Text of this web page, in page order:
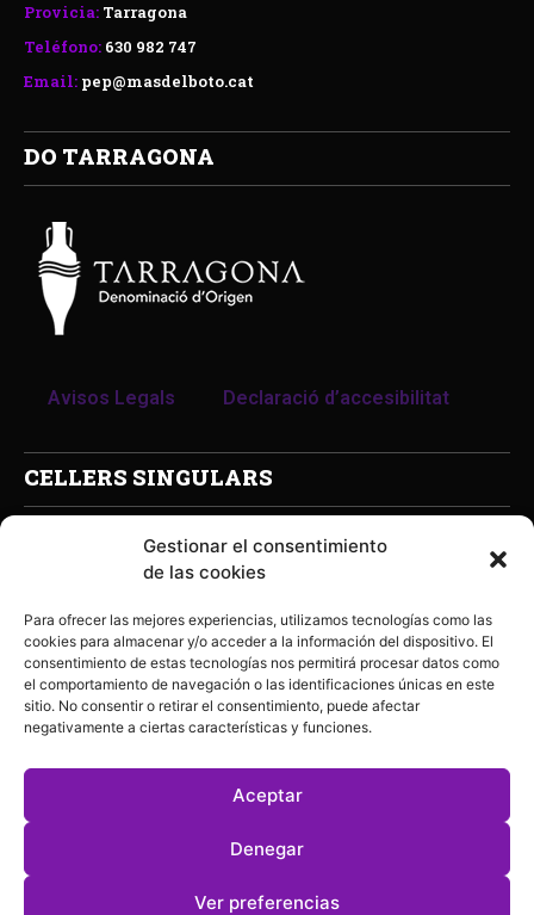
Gestionar el consentimiento
de las cookies
Para ofrecer las mejores experiencias, utilizamos tecnologías como las
cookies para almacenar y/o acceder a la información del dispositivo. El
consentimiento de estas tecnologías nos permitirá procesar datos como
el comportamiento de navegación o las identificaciones únicas en este
sitio. No consentir o retirar el consentimiento, puede afectar
negativamente a ciertas características y funciones.
Aceptar
Denegar
Ver preferencias
Provicia: Tarragona
Teléfono: 630 982 747
Email: pep@masdelboto.cat
DO TARRAGONA
Avisos Legals Declaració d’accesibilitat
CELLERS SINGULARS